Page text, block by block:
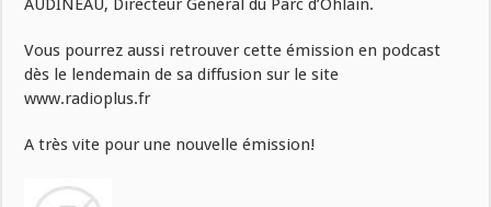
AUDINEAU, Directeur Général du Parc d’Ohlain.
Vous pourrez aussi retrouver cette émission en podcast
dès le lendemain de sa diffusion sur le site
www.radioplus.fr
A très vite pour une nouvelle émission!